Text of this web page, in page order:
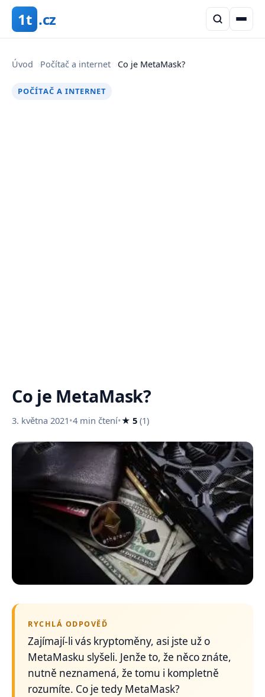
1t .cz
Úvod ›Počítač a internet ›Co je MetaMask?
POČÍTAČ A INTERNET
Co je MetaMask?
3. května 2021•4 min čtení•★ 5 (1)
RYCHLÁ ODPOVĚĎ
Zajímají-li vás kryptoměny, asi jste už o
MetaMasku slyšeli. Jenže to, že něco znáte,
nutně neznamená, že tomu i kompletně
rozumíte. Co je tedy MetaMask?